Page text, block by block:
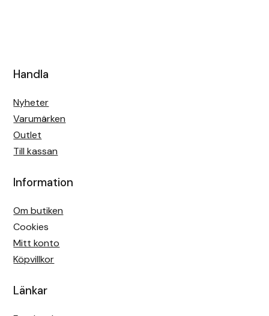
Handla
Nyheter
Varumärken
Outlet
Till kassan
Information
Om butiken
Cookies
Mitt konto
Köpvillkor
Länkar